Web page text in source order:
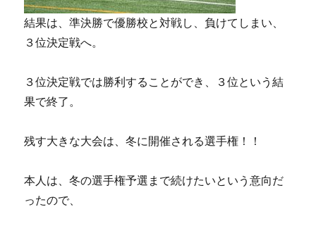
結果は、準決勝で優勝校と対戦し、負けてしまい、
３位決定戦へ。
３位決定戦では勝利することができ、３位という結
果で終了。
残す大きな大会は、冬に開催される選手権！！
本人は、冬の選手権予選まで続けたいという意向だ
ったので、